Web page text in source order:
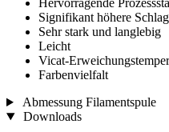
Hervorragende
Signifikant höhere
Sehr stark und langlebig
Leicht
Vicat-
Farbenvielfalt
Abmessung Filamentspule
Downloads